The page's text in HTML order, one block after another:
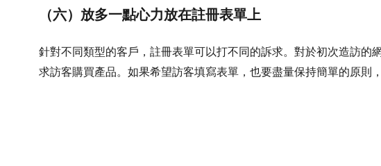
（六）放多一點心力放在註冊表單上
針對不同類型的客戶，註冊表單可以打不同的訴求。對於初次造訪的
求訪客購買產品。如果希望訪客填寫表單，也要盡量保持簡單的原則